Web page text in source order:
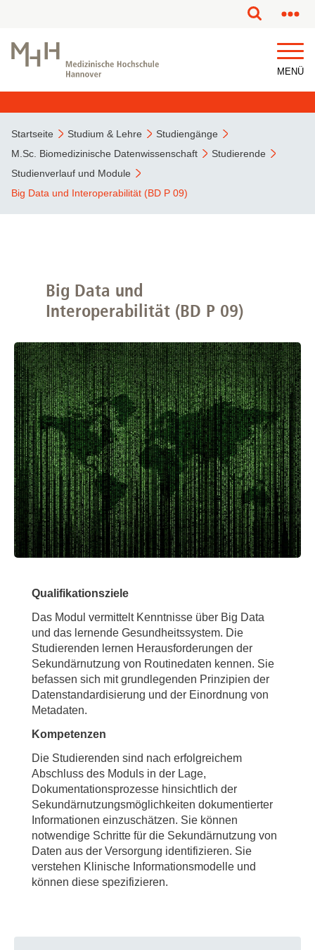
MENÜ
Startseite Studium & Lehre
Studiengänge
M.Sc. Biomedizinische Datenwissenschaft
Studierende
Studienverlauf und Module
Big Data und Interoperabilität (BD P 09)
Big Data und
Interoperabilität (BD P 09)
Qualifikationsziele
Das Modul vermittelt Kenntnisse über Big Data
und das lernende Gesundheitssystem. Die
Studierenden lernen Herausforderungen der
Sekundärnutzung von Routinedaten kennen. Sie
befassen sich mit grundlegenden Prinzipien der
Datenstandardisierung und der Einordnung von
Metadaten.
Kompetenzen
Die Studierenden sind nach erfolgreichem
Abschluss des Moduls in der Lage,
Dokumentationsprozesse hinsichtlich der
Sekundärnutzungsmöglichkeiten dokumentierter
Informationen einzuschätzen. Sie können
notwendige Schritte für die Sekundärnutzung von
Daten aus der Versorgung identifizieren. Sie
verstehen Klinische Informationsmodelle und
können diese spezifizieren.